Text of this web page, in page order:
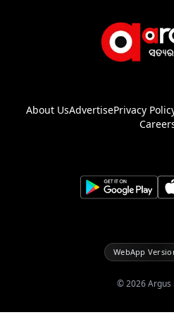
About UsAdvertisePrivacy
WebApp
©2026Argus